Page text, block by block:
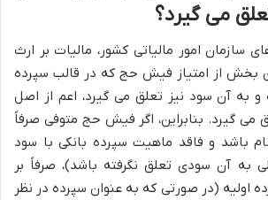
می گیرد؟
سازمان امور مالیاتی کشور، مالیات بر ارث
از امتیاز فیش حج که در قالب سپرده
و به آن سود نیز تعلق می گیرد، اعم از اصل
می گیرد. بنابراین، اگر فیش حج متوفی صرفاً
باشد و فاقد ماهیت سپرده بانکی با سود
به آن سودی تعلق نگرفته باشد)، صرفاً بر
اولیه (در صورتی که به عنوان سپرده در نظر